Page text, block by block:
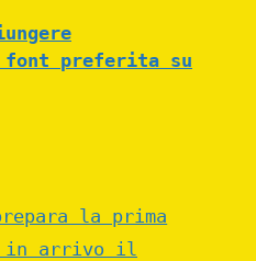
font preferita su
la prima
in arrivo il